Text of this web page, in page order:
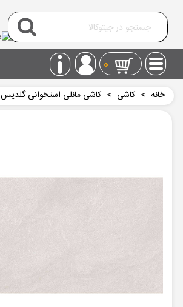
0
خانه > کاشی > کاشی مانلی استخوانی گلدیس